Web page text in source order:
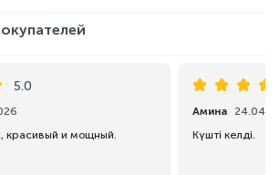
5.0
красивый и мощный.
Амина
Күшті келді.